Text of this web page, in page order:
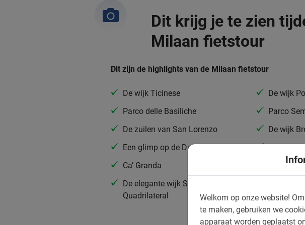
Welkom op onze website!
te maken, gebruiken we
apparaat worden geplaatst
Dit krijg je te zien
Milaan fietstour
Dit zijn de highlights van de Milaan fietstour
De wijk Ticinese
Parco delle Basiliche
De zuilen van San Lorenzo
Een glimp op de Duomo
Ca’ Granda
De elegante wijk Silent
Quadrilateral
De wijk
Parco
De wijk
Uitzicht
Sforza-
…en nog